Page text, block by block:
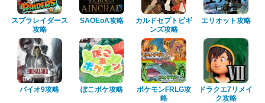
スプラレイダース
攻略
SAOEoA攻略
カルドセプトビギ
ンズ攻略
エリオット攻略
バイオ9攻略 ぽこポケ攻略
ポケモンFRLG攻
略
ドラクエ7リメイ
ク攻略